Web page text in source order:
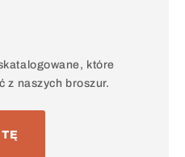
które
z naszych broszur.